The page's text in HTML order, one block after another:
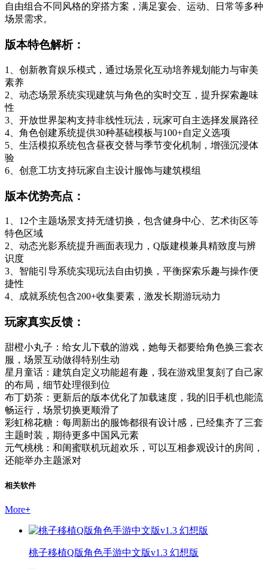
自由组合不同风格的穿搭方案，满足宴会、运动、日常等多种
场景需求。
版本特色解析：
1、创新教育娱乐模式，通过场景化互动培养规划能力与审美
素养
2、动态场景系统实现建筑与角色的实时交互，提升探索趣味
性
3、开放世界架构支持非线性玩法，玩家可自主选择发展路径
4、角色创建系统提供30种基础模板与100+自定义选项
5、生活模拟系统包含昼夜交替与季节变化机制，增强沉浸体
验
6、创意工坊支持玩家自主设计服饰与建筑模组
版本优势亮点：
1、12个主题场景支持无缝切换，包含健身中心、艺术街区等
特色区域
2、动态光影系统提升画面表现力，Q版建模兼具精致度与辨
识度
3、智能引导系统实现玩法自由切换，平衡探索乐趣与操作便
捷性
4、成就系统包含200+收集要素，激发长期游玩动力
玩家真实反馈：
甜橙小丸子：给女儿下载的游戏，她每天都要给角色换三套衣
服，场景互动做得特别生动
星月童话：建筑自定义功能超有趣，我在游戏里复刻了自己家
的布局，细节处理很到位
布丁奶茶：更新后的版本优化了加载速度，我的旧手机也能流
畅运行，场景切换更顺滑了
彩虹棉花糖：每周新出的服饰都很有设计感，已经集齐了三套
主题时装，期待更多中国风元素
元气桃桃：和闺蜜联机玩超欢乐，可以互相参观设计的房间，
还能举办主题派对
相关软件
More+
桃子移植Q版角色手游中文版v1.3 幻想版